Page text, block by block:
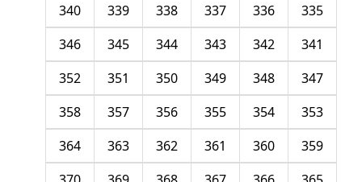
335
336
337
338
339
340
341
342
343
344
345
346
347
348
349
350
351
352
353
354
355
356
357
358
359
360
361
362
363
364